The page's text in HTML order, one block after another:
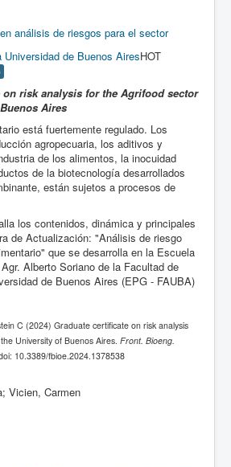
análisis de riesgos para el sector
Universidad de Buenos AiresHOT
on risk analysis for the Agrifood sector
Aires
está fuertemente regulado. Los
agropecuaria, los aditivos y
de los alimentos, la inocuidad
de la biotecnología desarrollados
están sujetos a procesos de
los contenidos, dinámica y principales
de Actualización: "Análisis de riesgo
que se desarrolla en la Escuela
Alberto Soriano de la Facultad de
de Buenos Aires (EPG - FAUBA)
C (2024) Graduate certificate on risk analysis
University of Buenos Aires. Front. Bioeng.
10.3389/fbioe.2024.1378538
Vicien, Carmen